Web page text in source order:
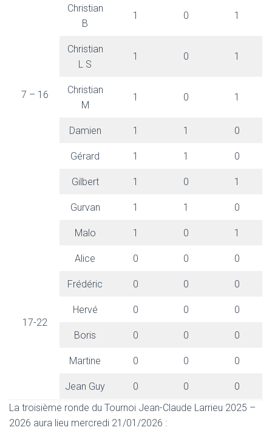
7 – 16
Christian
B
1 0 1
Christian
L S
1 0 1
Christian
M
1 0 1
Damien 1 1 0
Gérard 1 1 0
Gilbert 1 0 1
Gurvan 1 1 0
Malo 1 0 1
17-22
Alice 0 0 0
Frédéric 0 0 0
Hervé 0 0 0
Boris 0 0 0
Martine 0 0 0
Jean Guy 0 0
0
La troisième ronde du Tournoi Jean-Claude Larrieu 2025 –
2026 aura lieu mercredi 21/01/2026 :